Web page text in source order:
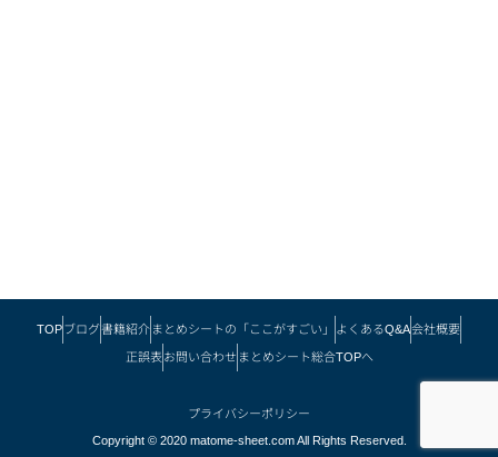
TOPブログ書籍紹介 まとめシートの「ここがすごい」 よくあるQ&A会社概要
正誤表 お問い合わせ まとめシート総合TOPへ
プライバシーポリシー
Copyright © 2020 matome-sheet.com All Rights Reserved.